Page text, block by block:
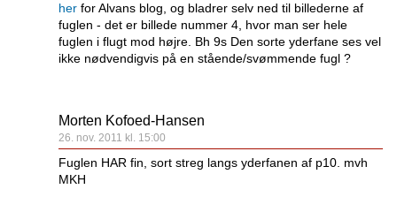
herfor Alvans blog, og bladrer selv ned til billederne af
fuglen - det er billede nummer 4, hvor man ser hele
fuglen i flugt mod højre. Bh 9s Den sorte yderfane ses vel
ikke nødvendigvis på en stående/svømmende fugl ?
Morten Kofoed-Hansen
26. nov. 2011 kl. 15:00
Fuglen HAR fin, sort streg langs yderfanen af p10. mvh
MKH